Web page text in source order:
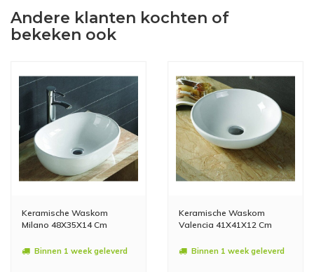
Andere klanten kochten of
bekeken ook
Keramische Waskom
Milano 48X35X14 Cm
Binnen 1 week geleverd
Keramische Waskom
Valencia 41X41X12 Cm
Binnen 1 week geleverd